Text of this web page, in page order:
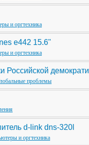
и оргтехника
e442 15.6"
и оргтехника
Российской
проблемы
d-link dns-320l
и оргтехника